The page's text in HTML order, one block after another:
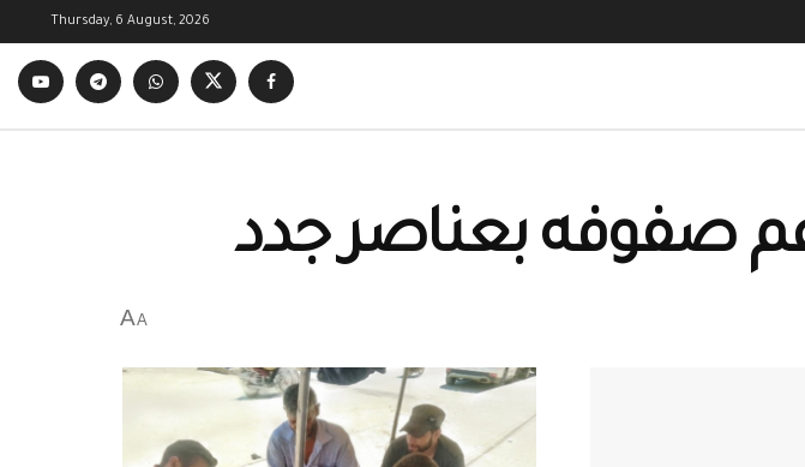
Thursday, 6 August, 2026
صفوفه بعناصر جدد
A
A